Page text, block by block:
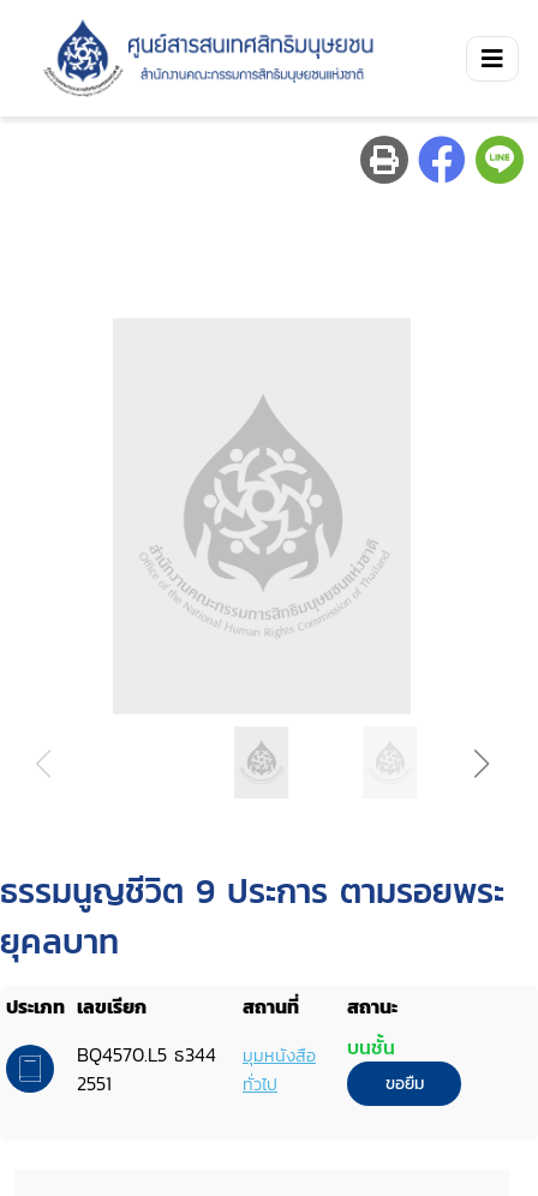
ธรรมนูญชีวิต 9 ประการ ตามรอยพระ
ยุคลบาท
ประเภท เลขเรียก สถานที่
สถานะ
BQ4570.L5 ธ344
2551
มุมหนังสือ
ทั่วไป
บนชั้น
ขอยืม